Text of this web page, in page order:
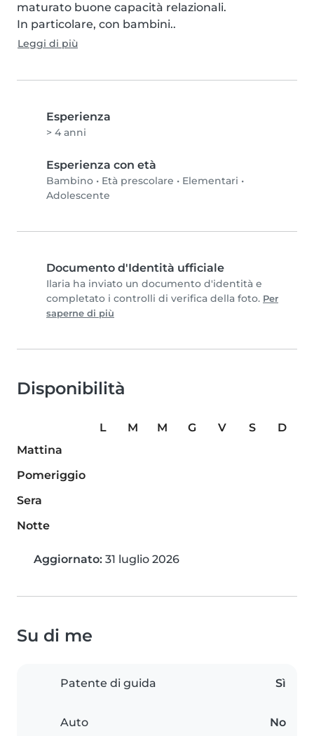
maturato buone capacità relazionali.
In particolare, con bambini..
Leggi di più
Esperienza
> 4 anni
Esperienza con età
Bambino • Età prescolare • Elementari •
Adolescente
Documento d'Identità ufficiale
Ilaria ha inviato un documento d'identità e
completato i controlli di verifica della foto. Per
saperne di più
Disponibilità
L M M G V S
D
Mattina
Pomeriggio
Sera
Notte
Aggiornato: 31 luglio 2026
Su di me
Patente di guida Sì
Auto No